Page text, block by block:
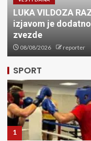
LUKA VILDOZA
izjavom je
zvezde
08/08/2026 reporter
SPORT
1